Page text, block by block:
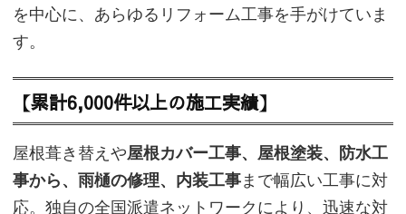
を中心に、あらゆるリフォーム工事を手がけていま
す。
【累計6,000件以上の施工実績】
屋根葺き替えや屋根カバー工事、屋根塗装、防水工
事から、雨樋の修理、内装工事まで幅広い工事に対
応。独自の全国派遣ネットワークにより、迅速な対